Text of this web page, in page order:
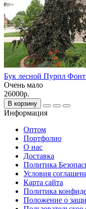
Бук лесной Пурпл
Очень мало
26000р.
В корзину
Информация
Оптом
Портфолио
О нас
Доставка
Политика
Условия
Карта сайта
Политика
Положение о